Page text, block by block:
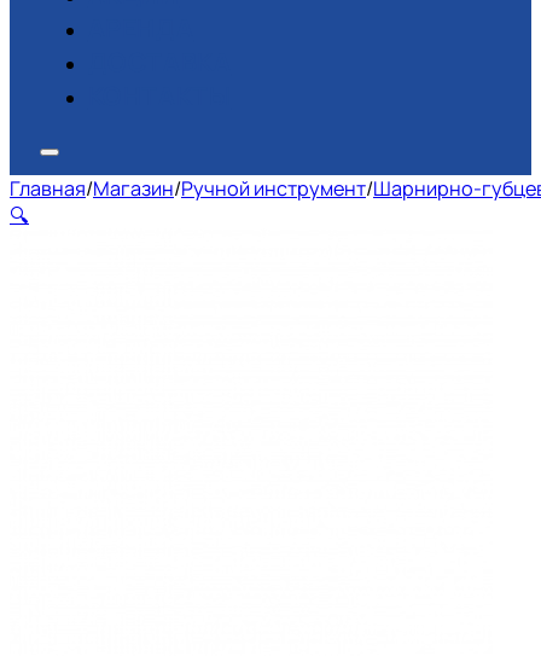
Главная/Магазин/Ручной инструмент/Шарнирно-
🔍